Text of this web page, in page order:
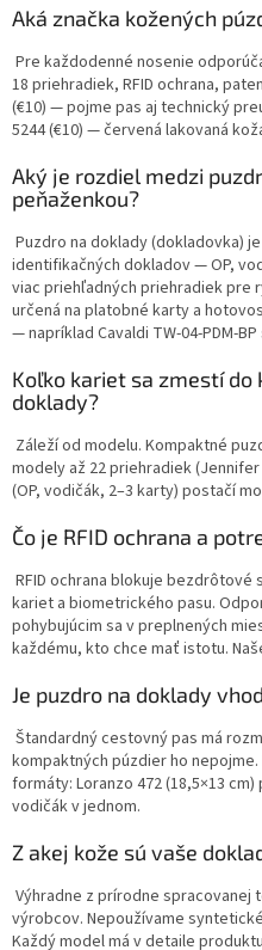
Aká značka kožených
Pre každodenné nosenie
18 priehradiek, RFID ochrana,
(€10) — pojme pas aj technický
5244 (€10) — červená lakovaná
Aký je rozdiel medzi
peňaženkou?
Puzdro na doklady (dokladovka)
identifikačných dokladov — OP,
viac priehľadných priehradiek pre
určená na platobné karty a
— napríklad Cavaldi TW-04-PDM-
Koľko kariet sa zmestí do
doklady?
Záleží od modelu. Kompaktné
modely až 22 priehradiek
(OP, vodičák, 2–3 karty) postačí
Čo je RFID ochrana a
RFID ochrana blokuje
kariet a biometrického pasu.
pohybujúcim sa v preplnených
každému, kto chce mať istotu.
Je puzdro na doklady
Štandardný cestovný pas má
kompaktných púzdier ho
formáty: Loranzo 472 (18,5×13
vodičák v jednom.
Z akej kože sú vaše
Výhradne z prírodne
výrobcov. Nepoužívame
Každý model má v detaile